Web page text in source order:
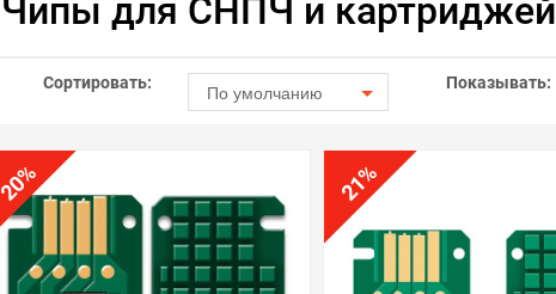
Чипы для СНПЧ и картриджей
Сортировать:
По умолчанию
Показывать:
20
% 21
%